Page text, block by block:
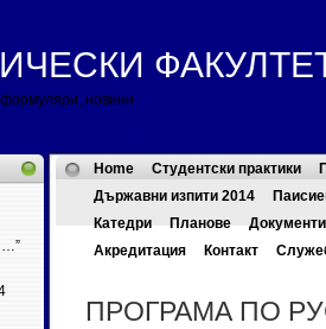
ФАКУЛТЕТ
новини
Home Студентски практики
Държавни изпити 2014
Катедри
Планове
Документи
Акредитация
Контакт
ПРОГРАМА ПО